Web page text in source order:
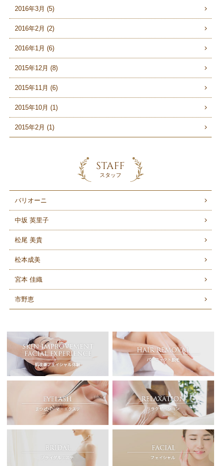
2016年3月 (5)
2016年2月 (2)
2016年1月 (6)
2015年12月 (8)
2015年11月 (6)
2015年10月 (1)
2015年2月 (1)
STAFF
スタッフ
バリオーニ
中坂 英里子
松尾 美貴
松本成美
宮本 佳織
市野恵